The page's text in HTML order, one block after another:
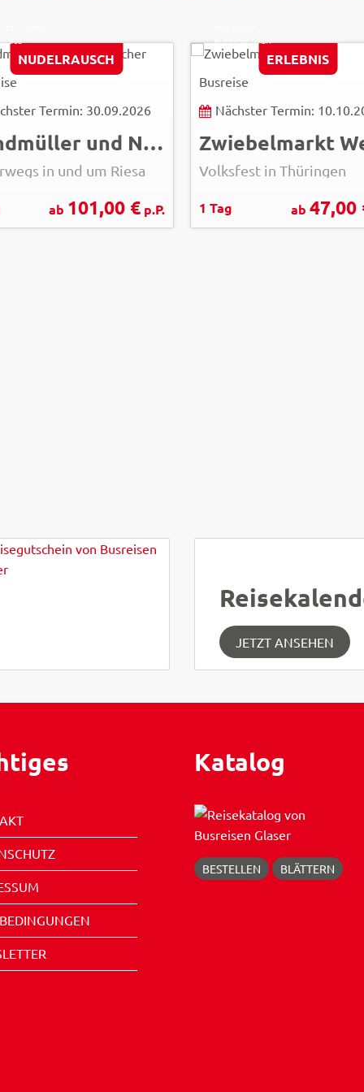
NUDELRAUSCH
Termin: 30.09.2026
Windmüller und Nudelmacher
in und um Riesa
ab 101,00 € p.P.
ERLEBNIS
Busreise
Nächster Termin:
Volksfest in Thüringen
1 Tag ab 47,00
JETZT ANSEHEN
Katalog
BESTELLEN BLÄTTERN